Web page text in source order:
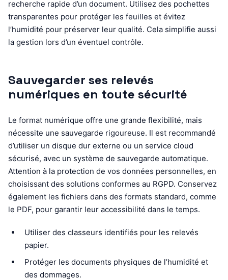
recherche rapide d’un document. Utilisez des pochettes
transparentes pour protéger les feuilles et évitez
l’humidité pour préserver leur qualité. Cela simplifie aussi
la gestion lors d’un éventuel contrôle.
Sauvegarder ses relevés
numériques en toute sécurité
Le format numérique offre une grande flexibilité, mais
nécessite une sauvegarde rigoureuse. Il est recommandé
d’utiliser un disque dur externe ou un service cloud
sécurisé, avec un système de sauvegarde automatique.
Attention à la protection de vos données personnelles, en
choisissant des solutions conformes au RGPD. Conservez
également les fichiers dans des formats standard, comme
le PDF, pour garantir leur accessibilité dans le temps.
Utiliser des classeurs identifiés pour les relevés
papier.
Protéger les documents physiques de l’humidité et
des dommages.